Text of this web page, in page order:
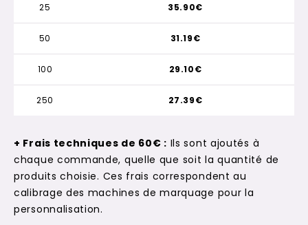
25
50
100
250
35.90€
31.19€
29.10€
27.39€
+ Frais techniques de 60€ : Ils sont ajoutés à
chaque commande, quelle que soit la quantité de
produits choisie. Ces frais correspondent au
calibrage des machines de marquage pour la
personnalisation.